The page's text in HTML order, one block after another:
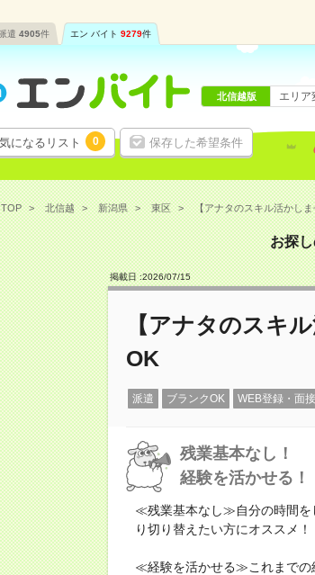
遣 4905件 エン バイト 9279件
気になるリスト 0 保存した希望条件
北信越版 エリア
北信越 新潟県 東区 【アナタのスキル活かし
お探
掲載日 :2026/07/15
【アナタのスキ
OK
派遣 ブランクOK WEB登録・面
残業基本なし！
経験を活かせる！
≪残業基本なし≫自分の時間を
り切り替えたい方にオススメ！
≪経験を活かせる≫これまでの